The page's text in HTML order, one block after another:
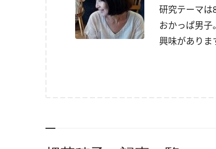
研究テーマは
おかっぱ男
興味があり